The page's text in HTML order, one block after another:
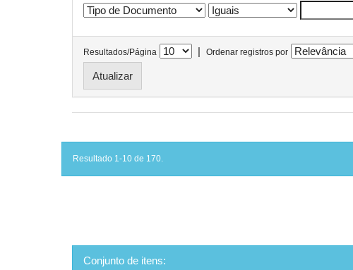
Resultados/Página | Ordenar registros por
Resultado 1-10 de 170.
Conjunto de itens: